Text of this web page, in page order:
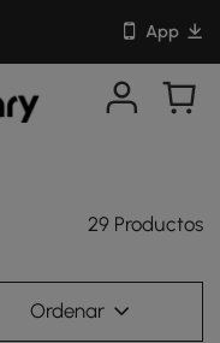
App
29 Productos
Ordenar